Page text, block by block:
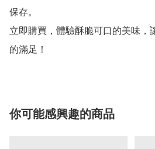
保存。
立即購買，體驗酥脆可口的美味，
你可能感興趣的商品